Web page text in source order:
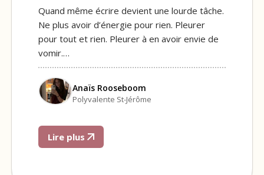
Quand même écrire devient une lourde tâche.
Ne plus avoir d’énergie pour rien. Pleurer
pour tout et rien. Pleurer à en avoir envie de
vomir.…
Anaïs Rooseboom
Polyvalente St-Jérôme
Lire plus